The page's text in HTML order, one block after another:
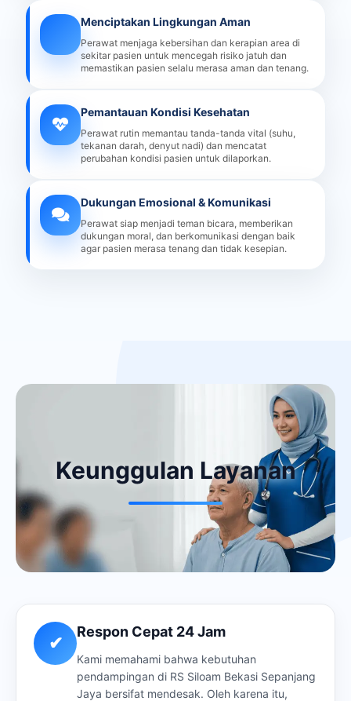
Menciptakan Lingkungan Aman
Perawat menjaga kebersihan dan kerapian area di
sekitar pasien untuk mencegah risiko jatuh dan
memastikan pasien selalu merasa aman dan tenang.
Pemantauan Kondisi Kesehatan
Perawat rutin memantau tanda-tanda vital (suhu,
tekanan darah, denyut nadi) dan mencatat
perubahan kondisi pasien untuk dilaporkan.
Dukungan Emosional & Komunikasi
Perawat siap menjadi teman bicara, memberikan
dukungan moral, dan berkomunikasi dengan baik
agar pasien merasa tenang dan tidak kesepian.
Keunggulan Layanan
✔
Respon Cepat 24 Jam
Kami memahami bahwa kebutuhan
pendampingan di RS Siloam Bekasi Sepanjang
Jaya bersifat mendesak. Oleh karena itu,